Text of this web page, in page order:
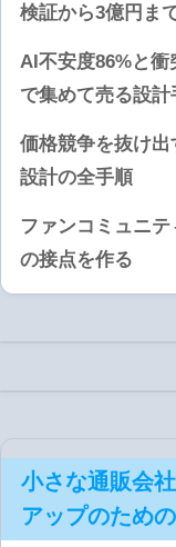
検証から3億円ま
AI不安度86%と
で集めて売る設計
価格競争を抜け
設計の全手順
ファンコミュニテ
の接点を作る
小さな通販会
アップのため